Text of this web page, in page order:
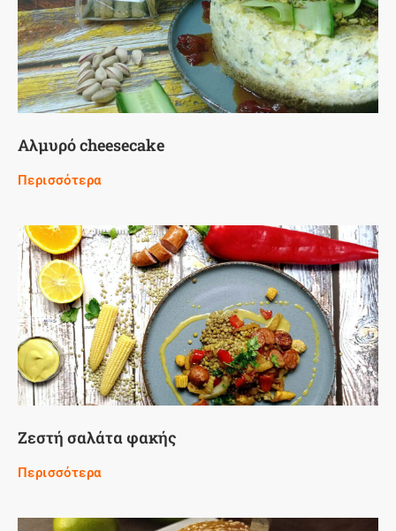
Αλμυρό cheesecake
Περισσότερα
Ζεστή σαλάτα φακής
Περισσότερα